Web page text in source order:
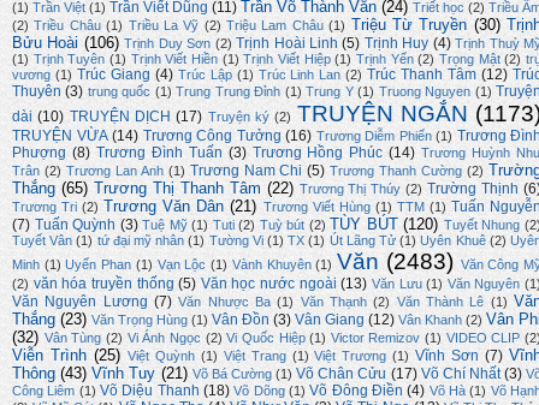
(1) Trần Việt (1) Trần Viết Dũng (11) Trần Võ Thành Văn (24) Triết học (2) Triều
(2) Triều Châu (1) Triều La Vỹ (2) Triệu Lam Châu (1) Triệu Từ Truyền (30)
Bửu Hoài (106) Trịnh Duy Sơn (2) Trịnh Hoài Linh (5) Trịnh Huy (4) Trịnh Thuỳ
(1) Trịnh Tuyên (1) Trịnh Viết Hiền (1) Trịnh Viết Hiệp (1) Trịnh Yến (2) Trọng Mật (2)
vương (1) Trúc Giang (4) Trúc Lập (1) Trúc Linh Lan (2) Trúc Thanh Tâm (12)
Thuyên (3) trung quốc (1) Trung Trung Đỉnh (1) Trung Y (1) Truong Nguyen (1)
dài (10) TRUYỆN DỊCH (17) Truyện ký (2) TRUYỆN NGẮN
TRUYỆN VỪA (14) Trương Công Tưởng (16) Trương Diễm Phiến (1) Trương
Phượng (8) Trương Đình Tuấn (3) Trương Hồng Phúc (14) Trương Huỳnh
Trân (2) Trương Lan Anh (1) Trương Nam Chi (5) Trương Thanh Cường (2)
Thắng (65) Trương Thị Thanh Tâm (22) Trương Thị Thúy (2) Trường Thịnh
Trương Tri (2) Trương Văn Dân (21) Trương Viết Hùng (1) TTM (1) Tuấn
(7) Tuấn Quỳnh (3) Tuệ Mỹ (1) Tuti (2) Tuỳ bút (2) TÙY BÚT (120) Tuyết Nhung
Tuyết Vân (1) tứ đại mỹ nhân (1) Tường Vi (1) TX (1) Út Lãng Tử (1) Uyên Khuê (2)
Minh (1) Uyển Phan (1) Vạn Lộc (1) Vành Khuyên (1) Văn (2483) Văn Công
(2) văn hóa truyền thống (5) Văn học nước ngoài (13) Văn Lưu (1) Văn Nguyên
Văn Nguyên Lương (7) Văn Nhược Ba (1) Văn Thạnh (2) Văn Thành Lê (1)
Thắng (23) Văn Trọng Hùng (1) Vân Đồn (3) Vân Giang (12) Vân Khanh (2) Vân
(32) Vân Tùng (2) Vi Ánh Ngọc (2) Vi Quốc Hiệp (1) Victor Remizov (1) VIDEO CLIP
Viễn Trình (25) Việt Quỳnh (1) Việt Trang (1) Việt Trương (1) Vĩnh Sơn (7)
Thông (43) Vĩnh Tuy (21) Võ Bá Cường (1) Võ Chân Cửu (17) Võ Chí Nhất (3)
Công Liêm (1) Võ Diệu Thanh (18) Võ Dõng (1) Võ Đông Điền (4) Võ Hà (1) Võ